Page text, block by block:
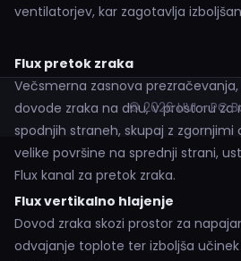
ventilatorjev, kar zagotavlja
Flux pretok zraka
Večsmerna zasnova
dovode zraka na dnu, v prostoru za
spodnjih straneh, skupaj z
velike površine na sprednji strani,
Flux kanal za pretok zraka.
Flux vertikalno hlajenje
Dovod zraka skozi prostor za
odvajanje toplote ter izboljša
© 2026 UVI - PC